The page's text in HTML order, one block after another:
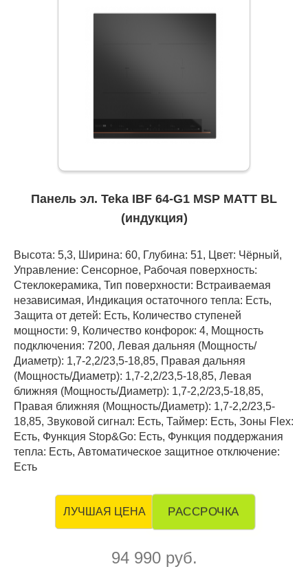
Панель эл. Teka IBF 64-G1 MSP MATT BL
(индукция)
Высота: 5,3, Ширина: 60, Глубина: 51, Цвет: Чёрный,
Управление: Сенсорное, Рабочая поверхность:
Стеклокерамика, Тип поверхности: Встраиваемая
независимая, Индикация остаточного тепла: Есть,
Защита от детей: Есть, Количество ступеней
мощности: 9, Количество конфорок: 4, Мощность
подключения: 7200, Левая дальняя (Мощность/
Диаметр): 1,7-2,2/23,5-18,85, Правая дальняя
(Мощность/Диаметр): 1,7-2,2/23,5-18,85, Левая
ближняя (Мощность/Диаметр): 1,7-2,2/23,5-18,85,
Правая ближняя (Мощность/Диаметр): 1,7-2,2/23,5-
18,85, Звуковой сигнал: Есть, Таймер: Есть, Зоны Flex:
Есть, Функция Stop&Go: Есть, Функция поддержания
тепла: Есть, Автоматическое защитное отключение:
Есть
ЛУЧШАЯ ЦЕНА РАССРОЧКА
94 990 руб.